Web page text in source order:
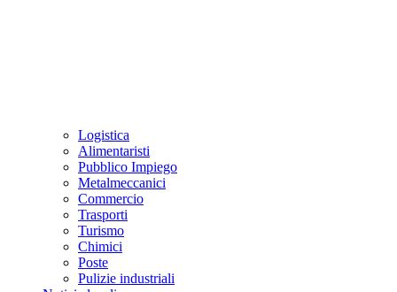
Logistica
Alimentaristi
Pubblico Impiego
Metalmeccanici
Commercio
Trasporti
Turismo
Chimici
Poste
Pulizie industriali